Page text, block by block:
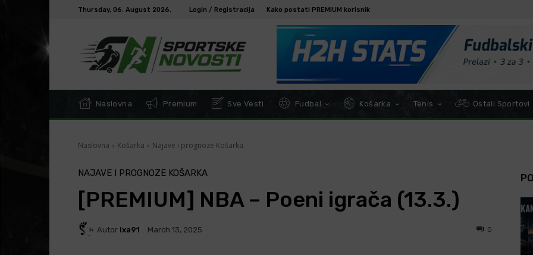
Thursday, 06. August 2026. Login / Registracija Kako postati PREMIUM korisnik
Naslovna Premium Sve Vesti Fudbal Košarka Tenis Ostali Sportovi
Naslovna Košarka Najave i prognoze Košarka
NAJAVE I PROGNOZE KOŠARKA
[PREMIUM] NBA – Poeni igrača (13.3.)
Autor Ixa91 March 13, 2025 0